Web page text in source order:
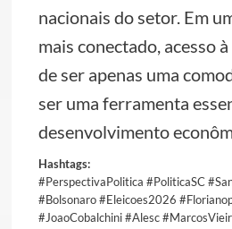
nacionais do setor. Em
mais conectado, acesso
de ser apenas uma
ser uma ferramenta
desenvolvimento
Hashtags:
#PerspectivaPolitica #PoliticaSC
#Bolsonaro #Eleicoes2026
#JoaoCobalchini #Alesc